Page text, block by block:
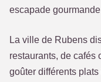
escapade
La ville de Rubens
restaurants, de cafés
goûter différents